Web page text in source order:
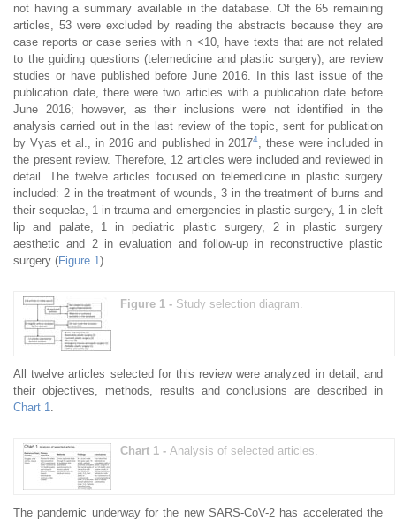
not having a summary available in the database. Of the 65 remaining
articles, 53 were excluded by reading the abstracts because they are
case reports or case series with n <10, have texts that are not related
to the guiding questions (telemedicine and plastic surgery), are review
studies or have published before June 2016. In this last issue of the
publication date, there were two articles with a publication date before
June 2016; however, as their inclusions were not identified in the
analysis carried out in the last review of the topic, sent for publication
by Vyas et al., in 2016 and published in 20174, these were included in
the present review. Therefore, 12 articles were included and reviewed in
detail. The twelve articles focused on telemedicine in plastic surgery
included: 2 in the treatment of wounds, 3 in the treatment of burns and
their sequelae, 1 in trauma and emergencies in plastic surgery, 1 in cleft
lip and palate, 1 in pediatric plastic surgery, 2 in plastic surgery
aesthetic and 2 in evaluation and follow-up in reconstructive plastic
surgery (Figure 1 ).
Figure 1 - Study selection diagram.
All twelve articles selected for this review were analyzed in detail, and
their objectives, methods, results and conclusions are described in
Chart 1
Chart 1 - Analysis of selected articles.
The pandemic underway for the new SARS-CoV-2 has accelerated the